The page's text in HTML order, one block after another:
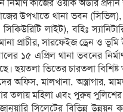
নির্মাণ কাজের ওয়ার্ক অর্ডার
উপখাতে থানা ভবন (সিভিল),
লাইট), বহিঃ
প্রাচীর, সারফেইজ ড্রেন ও
১৫ এপ্রিল থানা ভবনের
ছয়তলা ভিতের চারতলা
অফিস, মালখানা, অস্ত্রাগার,
তলায় মহিলা এবং পুরুষ পুলিশের
সিলেটের বিভিন্ন উন্নয়ন